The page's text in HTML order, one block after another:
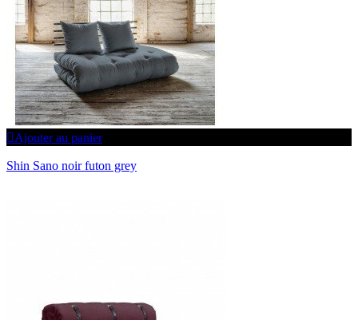
Ajouter au panier
Shin Sano noir futon grey